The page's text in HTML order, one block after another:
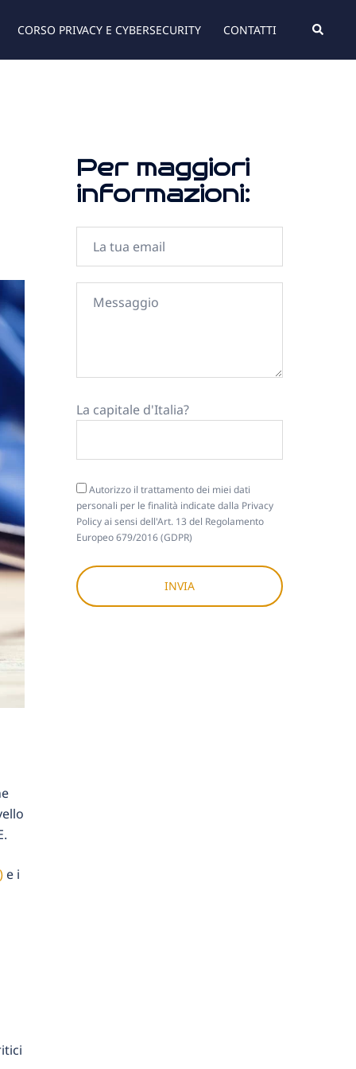
CORSO PRIVACY E CYBERSECURITY CONTATTI
e i
Per maggiori
informazioni:
La capitale d'Italia?
Autorizzo il trattamento dei miei dati
personali per le finalità indicate dalla Privacy
Policyai sensi dell'Art. 13 del Regolamento
Europeo 679/2016 (GDPR)